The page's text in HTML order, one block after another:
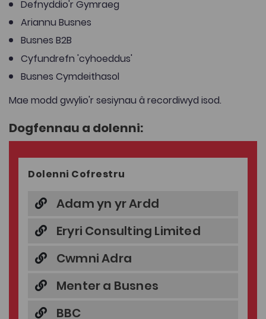
Defnyddio'r Gymraeg
Ariannu Busnes
Busnes B2B
Cyfundrefn 'cyhoeddus'
Busnes Cymdeithasol
Mae modd gwylio'r sesiynau â recordiwyd isod.
Dogfennau a dolenni:
Dolenni Cofrestru
Adam yn yr Ardd
Eryri Consulting Limited
Cwmni Adra
Menter a Busnes
BBC